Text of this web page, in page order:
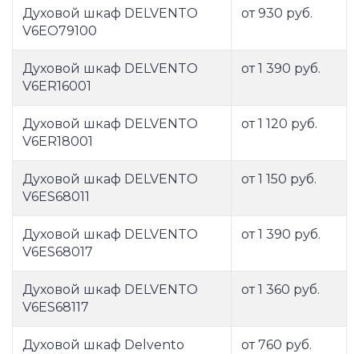
Духовой шкаф DELVENTO
V6EO79100
от 930 руб.
Духовой шкаф DELVENTO
V6ER16001
от 1 390 руб.
Духовой шкаф DELVENTO
V6ER18001
от 1 120 руб.
Духовой шкаф DELVENTO
V6ES68011
от 1 150 руб.
Духовой шкаф DELVENTO
V6ES68017
от 1 390 руб.
Духовой шкаф DELVENTO
V6ES68117
от 1 360 руб.
Духовой шкаф Delvento
от 760 руб.